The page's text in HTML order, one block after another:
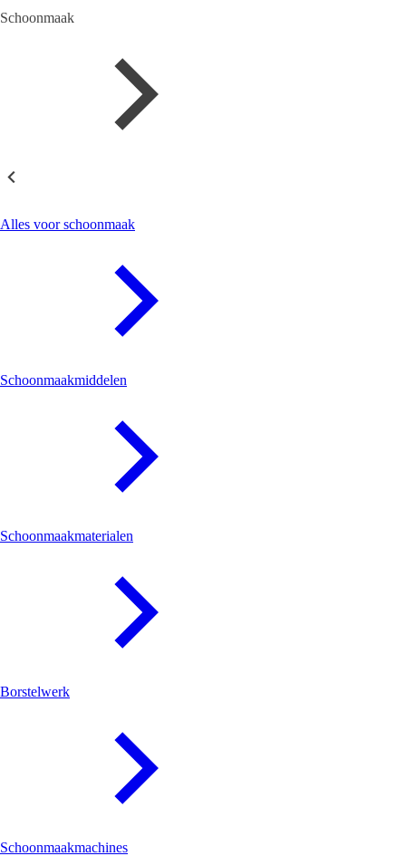
Schoonmaak
Alles voor schoonmaak
Schoonmaakmiddelen
Schoonmaakmaterialen
Borstelwerk
Schoonmaakmachines